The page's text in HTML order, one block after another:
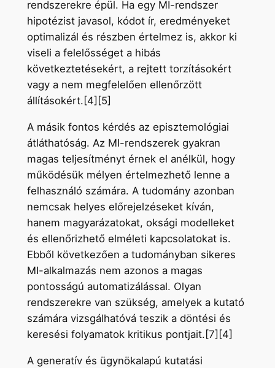
rendszerekre épül. Ha egy MI-rendszer
hipotézist javasol, kódot ír, eredményeket
optimalizál és részben értelmez is, akkor ki
viseli a felelősséget a hibás
következtetésekért, a rejtett torzításokért
vagy a nem megfelelően ellenőrzött
állításokért.[4][5]
A másik fontos kérdés az episztemológiai
átláthatóság. Az MI-rendszerek gyakran
magas teljesítményt érnek el anélkül, hogy
működésük mélyen értelmezhető lenne a
felhasználó számára. A tudomány azonban
nemcsak helyes előrejelzéseket kíván,
hanem magyarázatokat, oksági modelleket
és ellenőrizhető elméleti kapcsolatokat is.
Ebből következően a tudományban sikeres
MI-alkalmazás nem azonos a magas
pontosságú automatizálással. Olyan
rendszerekre van szükség, amelyek a kutató
számára vizsgálhatóvá teszik a döntési és
keresési folyamatok kritikus pontjait.[7][4]
A generatív és ügynökalapú kutatási